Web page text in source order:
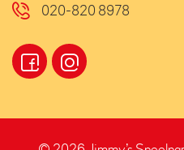
020-820 8978